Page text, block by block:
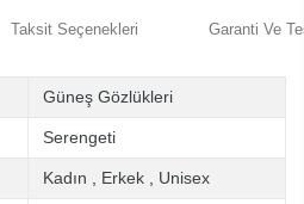
Taksit Seçenekleri Garanti Ve
Güneş Gözlükleri
Serengeti
Kadın Erkek Unisex